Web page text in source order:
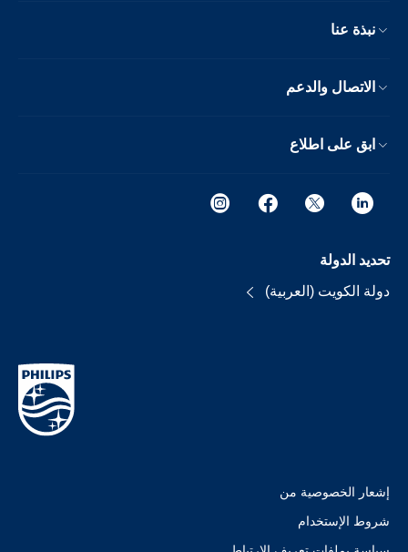
نبذة عنا
الاتصال والدعم
ابق على اطلاع
تحديد الدولة
دولة الكويت (العربية)
إشعار الخصوصية من
شروط الإستخدام